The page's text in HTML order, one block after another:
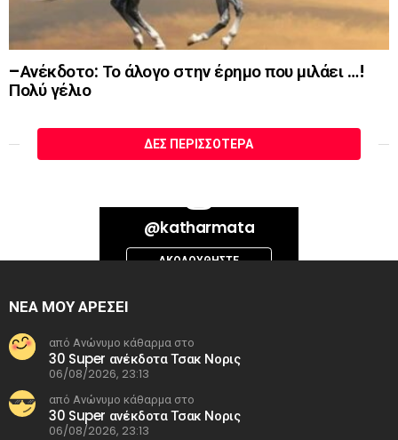
–Ανέκδοτο: Το άλογο στην έρημο που μιλάει …!
Πολύ γέλιο
ΔΕΣ ΠΕΡΙΣΣΌΤΕΡΑ
Thursday, 06-Aug-26 13:14:09 PDT. The current time is Thursday, 06-
@katharmata
ΑΚΟΛΟΥΘΉΣΤΕ
ΝΕΑ ΜΟΥ ΑΡΕΣΕΙ
από Ανώνυμο κάθαρμα στο
30 Super ανέκδοτα Τσακ Νορις
06/08/2026, 23:13
από Ανώνυμο κάθαρμα στο
30 Super ανέκδοτα Τσακ Νορις
06/08/2026, 23:13